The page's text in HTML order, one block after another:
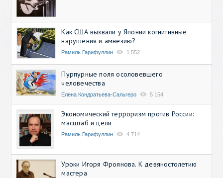
Как США вызвали у Японии когнитивные
нарушения и амнезию?
Рамиль Гарифуллин 1 552
Пурпурные поля осоловевшего
человечества
Елена Кондратьева-Сальгеро 5 154
Экономический терроризм против России:
масштаб и цели
Рамиль Гарифуллин 4 714
Уроки Игоря Фроянова. К девяностолетию
мастера